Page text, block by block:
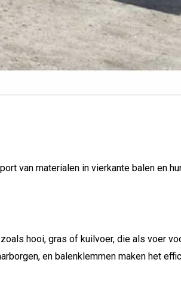
van materialen in vierkante balen en
hooi, gras of kuilvoer, die als voer
en balenklemmen maken het